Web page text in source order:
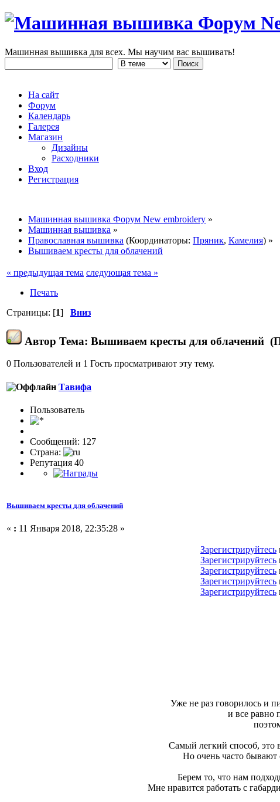
Машинная вышивка для всех. Мы научим вас вышивать!
На сайт
Форум
Календарь
Галерея
Магазин
Дизайны
Расходники
Вход
Регистрация
Машинная вышивка Форум New embroidery »
Машинная вышивка »
Православная вышивка (Координаторы: Пряник, Камелия) »
Вышиваем кресты для облачений
« предыдущая тема следующая тема »
Печать
Страницы: [1] Вниз
Автор Тема: Вышиваем кресты для облачений
0 Пользователей и 1 Гость просматривают эту тему.
Тавифа
Пользовaтeль
Сообщений: 127
Страна:
Репутация 40
Вышиваем кресты для облачений
« : 11 Января 2018, 22:35:28 »
Зарегистрируйтесь
Зарегистрируйтесь
Зарегистрируйтесь
Зарегистрируйтесь
Зарегистрируйтесь
Уже не раз говорилось и
и все равно
Самый легкий способ, это
Hо очень часто бывают
Берем то, что нам
Мне нравится работать с